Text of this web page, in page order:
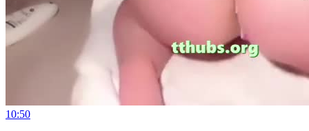
10:50